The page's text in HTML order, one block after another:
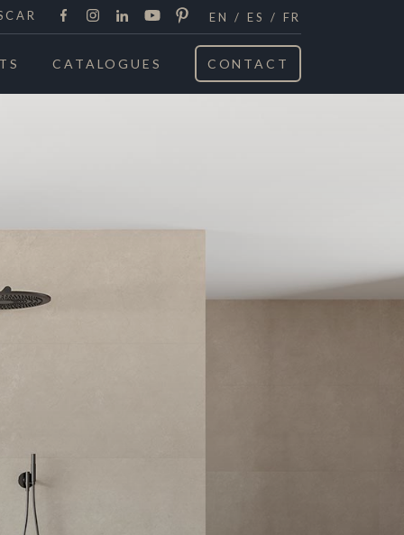
Facebook
Instagram
LinkedInYoutubePinterest
EN ES FR
CATALOGUES CONTACT